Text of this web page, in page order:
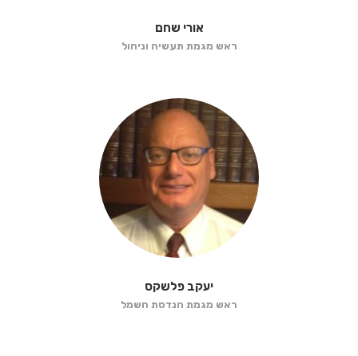
אורי שחם
ראש מגמת תעשיה וניהול
יעקב פלשקס
ראש מגמת הנדסת חשמל